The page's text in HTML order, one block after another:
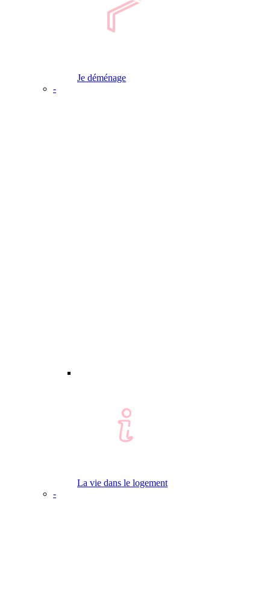
Je déménage
-
La vie dans le logement
-